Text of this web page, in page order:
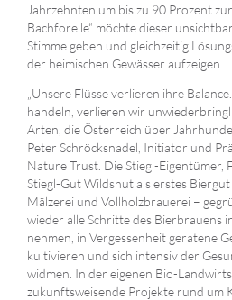
Jahrzehnten um bis zu 90 Prozent
Bachforelle“ möchte dieser
Stimme geben und gleichzeitig
der heimischen Gewässer aufzeigen.
„Unsere Flüsse verlieren ihre
handeln, verlieren wir
Arten, die Österreich über
Peter Schröcksnadel, Initiator und
Nature Trust. Die Stiegl-Eigentümer,
Stiegl-Gut Wildshut als erstes
Mälzerei und Vollholzbrauerei –
wieder alle Schritte des Bierbrauens
nehmen, in Vergessenheit geratene
kultivieren und sich intensiv der
widmen. In der eigenen Bio-
zukunftsweisende Projekte rund um